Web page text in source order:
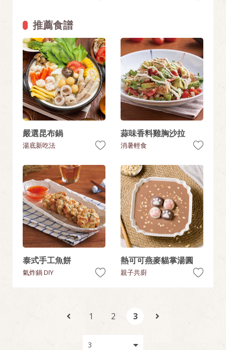
推薦食譜
嚴選昆布鍋
湯底新吃法
蒜味香料雞胸沙拉
消暑輕食
泰式手工魚餅
氣炸鍋 DIY
熱可可燕麥貓掌湯圓
親子共廚
1 2 3